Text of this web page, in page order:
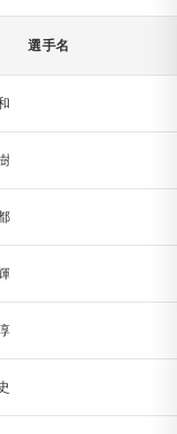
選手名